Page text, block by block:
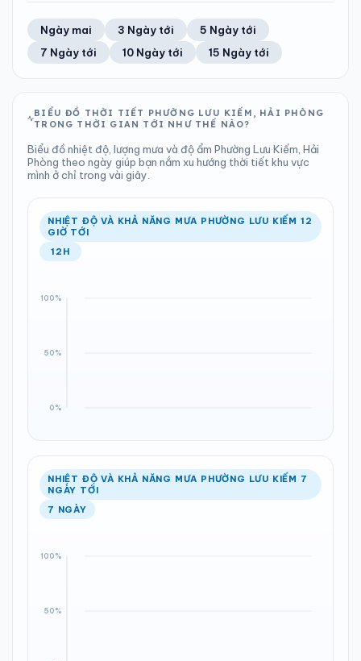
25°C 94%
Khả năng mưa
3.11 mm
Tổng cả ngày
1000 hPa
Bình thường
10
Chỉ số UV
Tốt
Ước lượng
25°C
Ổn định
100%
Khả năng mưa
Trung bình ngày Tốc độ gió
TIA UV TẦM NHÌN
LƯỢNG MƯA
8.01 mm
Tổng cả ngày
ÁP SUẤT
1001 hPa
Bình thường
Ổn định Khả năng mưa
Ngày mai 3 Ngày tới
5 Ngày tới
7 Ngày tới
10 Ngày tới 15 Ngày tới
BIỂU ĐỒ THỜI TIẾT PHƯỜNG LƯU KIẾM, HẢI PHÒNG
TRONG THỜI GIAN TỚI NHƯ THẾ NÀO?
Biểu đồ nhiệt độ, lượng mưa và độ ẩm Phường Lưu Kiếm, Hải
Phòng theo ngày giúp bạn nắm xu hướng thời tiết khu vực
mình ở chỉ trong vài giây.
NHIỆT ĐỘ VÀ KHẢ NĂNG MƯA PHƯỜNG LƯU KIẾM 12
GIỜ TỚI
12H
NHIỆT ĐỘ VÀ KHẢ NĂNG MƯA PHƯỜNG LƯU KIẾM 7
NGÀY TỚI
7 NGÀY